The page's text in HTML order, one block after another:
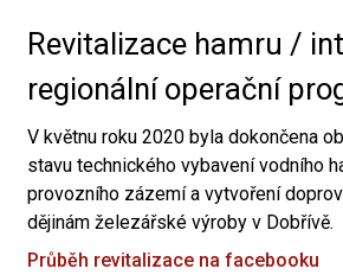
Revitalizace hamru /
regionální operační
V květnu roku 2020 byla dokončena
stavu technického vybavení vodního
provozního zázemí a vytvoření
dějinám železářské výroby v Dobřívě.
Průběh revitalizace na facebooku